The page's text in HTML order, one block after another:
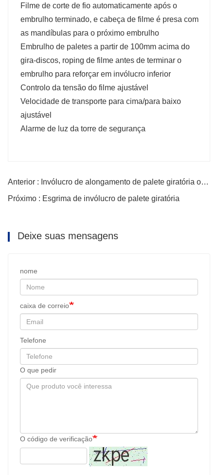
Filme de corte de fio automaticamente após o
embrulho terminado, e cabeça de filme é presa com
as mandíbulas para o próximo embrulho
Embrulho de paletes a partir de 100mm acima do
gira-discos, roping de filme antes de terminar o
embrulho para reforçar em invólucro inferior
Controlo da tensão do filme ajustável
Velocidade de transporte para cima/para baixo
ajustável
Alarme de luz da torre de segurança
Anterior : Invólucro de alongamento de palete giratória on-line
Próximo : Esgrima de invólucro de palete giratória
Deixe suas mensagens
nome
caixa de correio
Telefone
O que pedir
O código de verificação